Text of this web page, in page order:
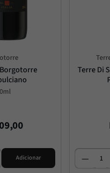
,00
Adicionar
Terre Di